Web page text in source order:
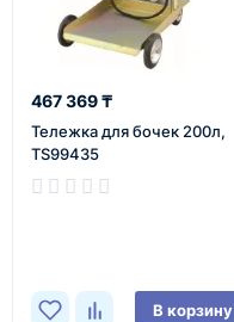
467 369 ₸
Тележка для бочек 200л,
TS99435
В корзину